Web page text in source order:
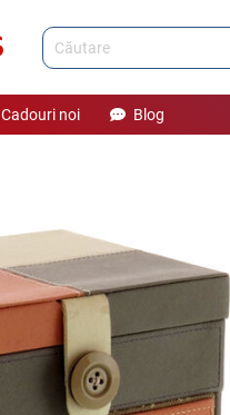
Cadouri noi Blog